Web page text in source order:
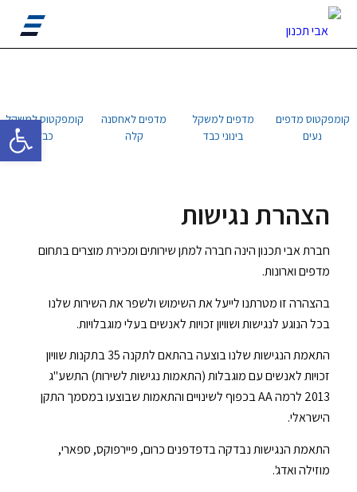
פתח
קומפקטוס מדפים
נעים
מדפים למשקל
בינוני כבד
מדפים לאחסנה
קלה
קומפקטוס למשקל
כבד
הצהרת נגישות
חברת אבי תכנון הינה חברה למתן שירותים ומכירת מוצרים בתחום
מדפים וארונות.
בהצהרה זו מטרתנו לייעל את השימוש ולשפר את השירות שלנו
בכל הנוגע לנגישות ושוויון זכויות לאנשים בעלי מוגבלויות.
התאמת הנגישות שלנו בוצעה בהתאם לתקנה 35 בתקנות שוויון
זכויות לאנשים עם מוגבלות (התאמות נגישות לשירות) התשע"ג
2013 לרמה AA בכפוף לשינויים והתאמות שבוצעו במסמך התקן
הישראלי.
התאמת הנגישות נבדקה בדפדפנים כרום, פיירפוקס, ספארי,
מוזילה ואדג'.